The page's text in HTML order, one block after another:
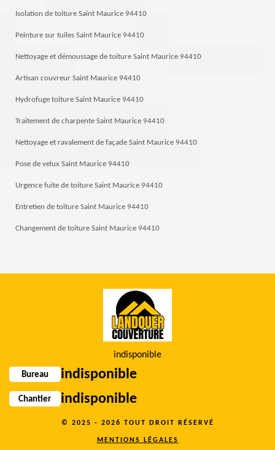
Isolation de toiture Saint Maurice 94410
Peinture sur tuiles Saint Maurice 94410
Nettoyage et démoussage de toiture Saint Maurice 94410
Artisan couvreur Saint Maurice 94410
Hydrofuge toiture Saint Maurice 94410
Traitement de charpente Saint Maurice 94410
Nettoyage et ravalement de façade Saint Maurice 94410
Pose de velux Saint Maurice 94410
Urgence fuite de toiture Saint Maurice 94410
Entretien de toiture Saint Maurice 94410
Changement de toiture Saint Maurice 94410
indisponible
Bureau indisponible
Chantier indisponible
© 2025 - 2026 TOUT DROIT RÉSERVÉ
MENTIONS LÉGALES